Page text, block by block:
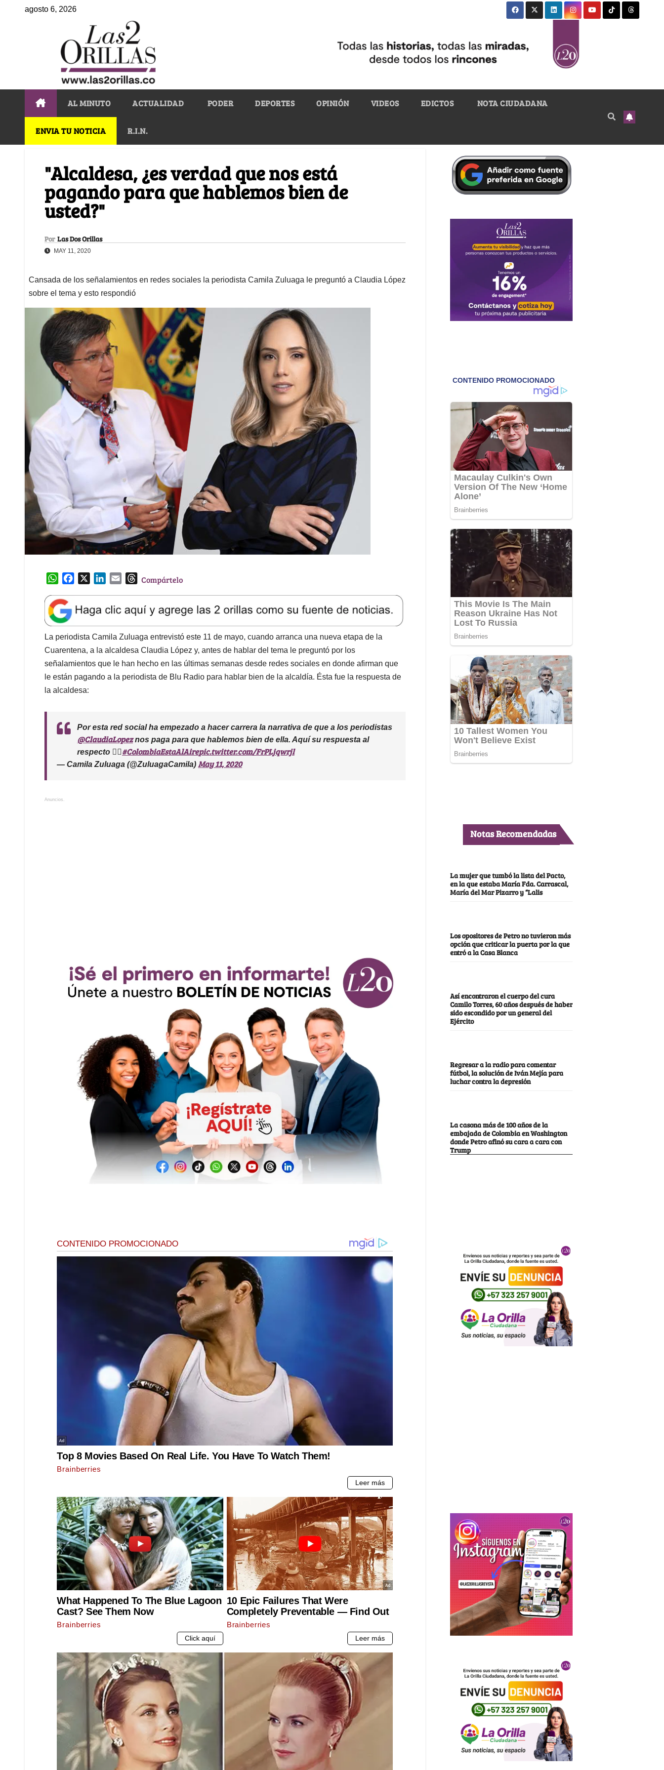
agosto 6, 2026
AL MINUTO ACTUALIDAD PODER DEPORTES OPINIÓN VIDEOS EDICTOS NOTA CIUDADANA
ENVIA TU NOTICIA R.I.N.
"Alcaldesa, ¿es verdad que nos está
pagando para que hablemos bien de
usted?"
Por Las Dos Orillas
MAY 11, 2020
Cansada de los señalamientos en redes sociales la periodista Camila Zuluaga le preguntó a Claudia López
sobre el tema y esto respondió
W
a
t
s
A
p
p
e
b
o
o
k
k
e
d
I
n
l
T
e
a
d
s
Compártelo
La periodista Camila Zuluaga entrevistó este 11 de mayo, cuando arranca una nueva etapa de la
Cuarentena, a la alcaldesa Claudia López y, antes de hablar del tema le preguntó por los
señalamientos que le han hecho en las últimas semanas desde redes sociales en donde afirman que
le están pagando a la periodista de Blu Radio para hablar bien de la alcaldía. Ésta fue la respuesta de
la alcaldesa:
Por esta red social ha empezado a hacer carrera la narrativa de que a los periodistas
@ClaudiaLopeznos paga para que hablemos bien de ella. Aquí su respuesta al
respecto 👇🏻#ColombiaEstaAlAirepic.twitter.com/FrPLjqwrjl
— Camila Zuluaga (@ZuluagaCamila) May 11, 2020
Anuncios.
Notas Recomendadas
La mujer que tumbó la lista del Pacto,
en la que estaba María Fda. Carrascal,
María del Mar Pizarro y “Lalis
Los opositores de Petro no tuvieron más
opción que criticar la puerta por la que
entró a la Casa Blanca
Así encontraron el cuerpo del cura
Camilo Torres, 60 años después de haber
sido escondido por un general del
Ejército
Regresar a la radio para comentar
fútbol, la solución de Iván Mejía para
luchar contra la depresión
La casona más de 100 años de la
embajada de Colombia en Washington
donde Petro afinó su cara a cara con
Trump